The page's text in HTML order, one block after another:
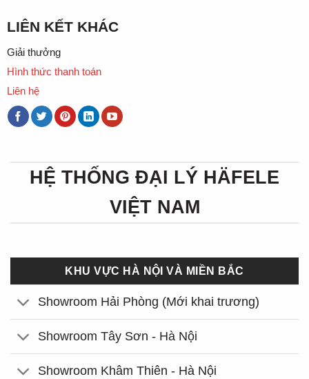
LIÊN KẾT KHÁC
Giải thưởng
Hình thức thanh toán
Liên hệ
HỆ THỐNG ĐẠI LÝ HÄFELE
VIỆT NAM
KHU VỰC HÀ NỘI VÀ MIỀN BẮC
Showroom Hải Phòng (Mới khai trương)
Showroom Tây Sơn - Hà Nội
Showroom Khâm Thiên - Hà Nội